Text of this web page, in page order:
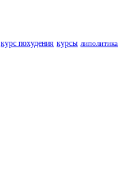
курс похудения курсы липолитика